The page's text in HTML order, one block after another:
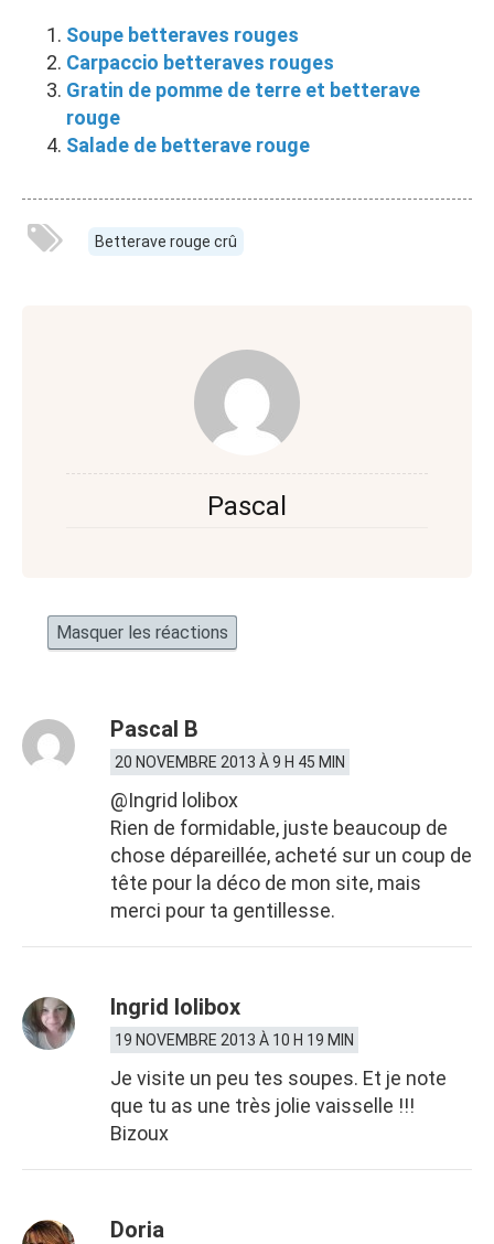
Soupe betteraves rouges
Carpaccio betteraves rouges
Gratin de pomme de terre et betterave
rouge
Salade de betterave rouge
Betterave rouge crû
Pascal
Masquer les réactions
Pascal B
20 NOVEMBRE 2013 À 9 H 45 MIN
@Ingrid lolibox
Rien de formidable, juste beaucoup de
chose dépareillée, acheté sur un coup de
tête pour la déco de mon site, mais
merci pour ta gentillesse.
Ingrid lolibox
19 NOVEMBRE 2013 À 10 H 19 MIN
Je visite un peu tes soupes. Et je note
que tu as une très jolie vaisselle !!!
Bizoux
Doria